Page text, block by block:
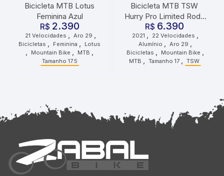
Bicicleta MTB Lotus
Feminina Azul
R$ 2.390
21 Velocidades Aro 29
Bicicletas Feminina Lotus
Mountain Bike MTB
Tamanho 17.5
Bicicleta MTB TSW
Hurry Pro Limited Roda
29 Tamanho 17 22
Velocidades 2021 Cinza
Vermelho
R$ 6.390
2021 22 Velocidades
Alumínio Aro 29
Bicicletas Mountain Bike
MTB Tamanho 17 TSW